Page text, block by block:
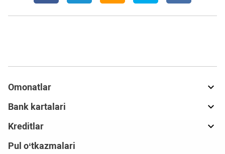
Omonatlar
Bank kartalari
Kreditlar
Pul o‘tkazmalari